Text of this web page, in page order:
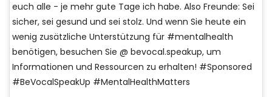
euch alle - je mehr gute Tage ich habe. Also Freunde: Sei
sicher, sei gesund und sei stolz. Und wenn Sie heute ein
wenig zusätzliche Unterstützung für #mentalhealth
benötigen, besuchen Sie @ bevocal.speakup, um
Informationen und Ressourcen zu erhalten! #Sponsored
#BeVocalSpeakUp #MentalHealthMatters